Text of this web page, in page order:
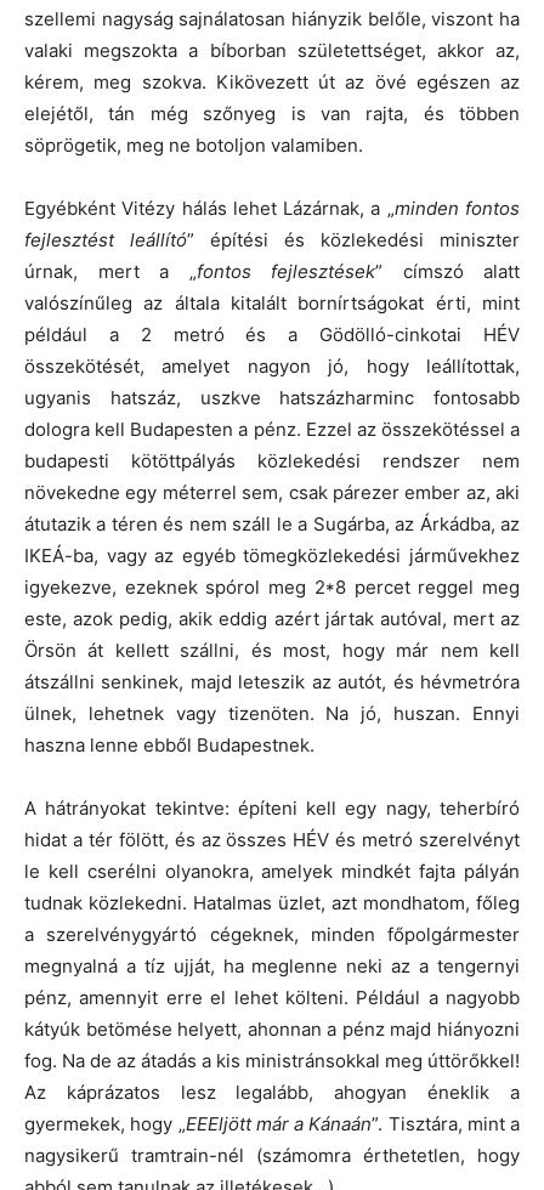
szellemi nagyság sajnálatosan hiányzik belőle, viszont ha
valaki megszokta a bíborban születettséget, akkor az,
kérem, meg szokva. Kikövezett út az övé egészen az
elejétől, tán még szőnyeg is van rajta, és többen
söprögetik, meg ne botoljon valamiben.
Egyébként Vitézy hálás lehet Lázárnak, a „minden fontos
fejlesztést leállító” építési és közlekedési miniszter
úrnak, mert a „fontos fejlesztések” címszó alatt
valószínűleg az általa kitalált bornírtságokat érti, mint
például a 2 metró és a Gödölló-cinkotai HÉV
összekötését, amelyet nagyon jó, hogy leállítottak,
ugyanis hatszáz, uszkve hatszázharminc fontosabb
dologra kell Budapesten a pénz. Ezzel az összekötéssel a
budapesti kötöttpályás közlekedési rendszer nem
növekedne egy méterrel sem, csak párezer ember az, aki
átutazik a téren és nem száll le a Sugárba, az Árkádba, az
IKEÁ-ba, vagy az egyéb tömegközlekedési járművekhez
igyekezve, ezeknek spórol meg 2*8 percet reggel meg
este, azok pedig, akik eddig azért jártak autóval, mert az
Örsön át kellett szállni, és most, hogy már nem kell
átszállni senkinek, majd leteszik az autót, és hévmetróra
ülnek, lehetnek vagy tizenöten. Na jó, huszan. Ennyi
haszna lenne ebből Budapestnek.
A hátrányokat tekintve: építeni kell egy nagy, teherbíró
hidat a tér fölött, és az összes HÉV és metró szerelvényt
le kell cserélni olyanokra, amelyek mindkét fajta pályán
tudnak közlekedni. Hatalmas üzlet, azt mondhatom, főleg
a szerelvénygyártó cégeknek, minden főpolgármester
megnyalná a tíz ujját, ha meglenne neki az a tengernyi
pénz, amennyit erre el lehet költeni. Például a nagyobb
kátyúk betömése helyett, ahonnan a pénz majd hiányozni
fog. Na de az átadás a kis ministránsokkal meg úttörőkkel!
Az káprázatos lesz legalább, ahogyan éneklik a
gyermekek, hogy „EEEljött már a Kánaán”. Tisztára, mint a
nagysikerű tramtrain-nél (számomra érthetetlen, hogy